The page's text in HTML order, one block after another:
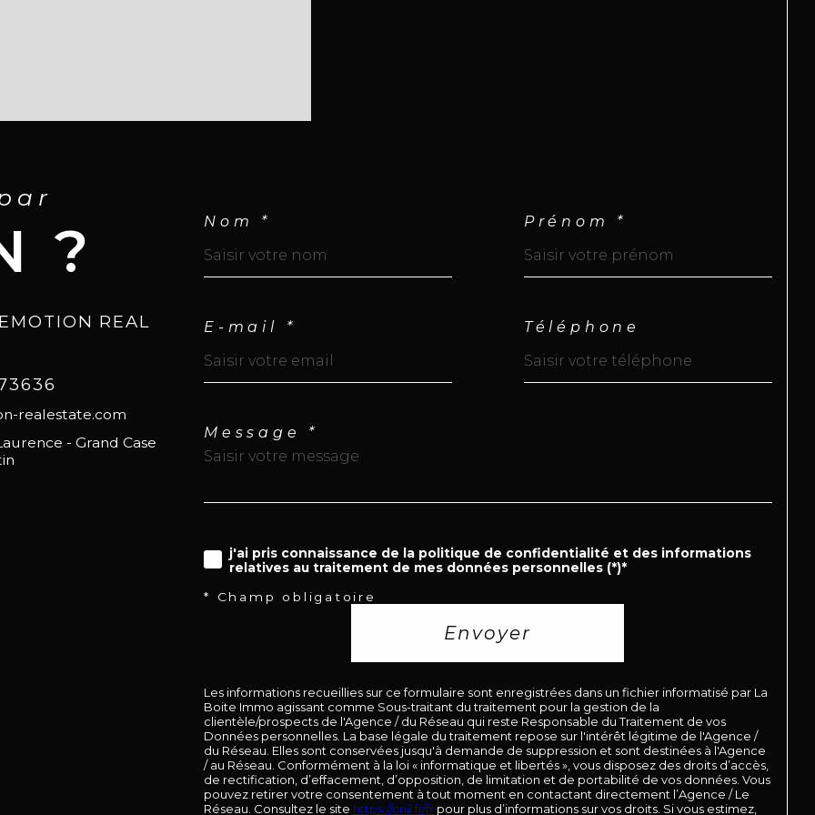
Prix HAI : 445 000 € (honoraires charge
Infos & visites : WhatsApp +590 690 66 35 40
@SXMREALESTATELISTING
?
REAL
realestate.com
- Grand Case
Nom * Prénom *
E-mail * Téléphone
Message *
j'ai pris connaissance de la politique de confidentialité et des informations
relatives au traitement de mes données personnelles (*)*
* Champ obligatoire
Envoyer
Les informations recueillies sur ce formulaire sont enregistrées dans un fichier informatisé par La
Boite Immo agissant comme Sous-traitant du traitement pour la gestion de la
clientèle/prospects de l'Agence / du Réseau qui reste Responsable du Traitement de vos
Données personnelles. La base légale du traitement repose sur l'intérêt légitime de l'Agence /
du Réseau. Elles sont conservées jusqu'à demande de suppression et sont destinées à l'Agence
/ au Réseau. Conformément à la loi « informatique et libertés », vous disposez des droits d’accès,
de rectification, d’effacement, d’opposition, de limitation et de portabilité de vos données. Vous
pouvez retirer votre consentement à tout moment en contactant directement l’Agence / Le
Réseau. Consultez le site https://cnil.fr/fr pour plus d’informations sur vos droits. Si vous estimez,